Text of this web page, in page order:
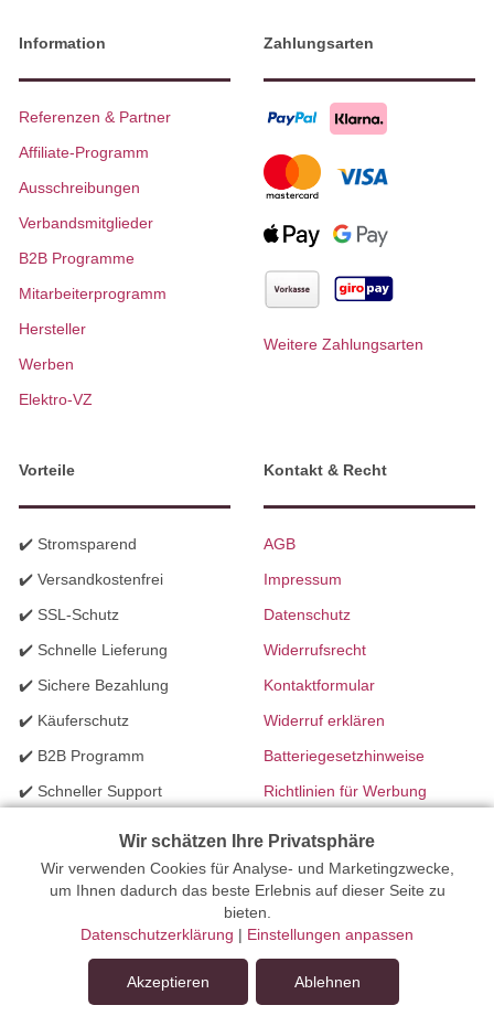
In den Warenkorb
Information
Referenzen & Partner
Affiliate-Programm
Ausschreibungen
Verbandsmitglieder
B2B Programme
Mitarbeiterprogramm
Hersteller
Werben
Elektro-VZ
Zahlungsarten
Weitere Zahlungsarten
Vorteile
✔️ Stromsparend
✔️ Versandkostenfrei
✔️ SSL-Schutz
✔️ Schnelle Lieferung
✔️ Sichere Bezahlung
✔️ Käuferschutz
✔️ B2B Programm
✔️ Schneller Support
Kontakt & Recht
AGB
Impressum
Datenschutz
Widerrufsrecht
Kontaktformular
Widerruf erklären
Batteriegesetzhinweise
Richtlinien für Werbung
Ihr Onlinefachhandel für Beleuchtung seit 2012 | Erstellt mit
peleides.io
Wir schätzen Ihre Privatsphäre
Wir verwenden Cookies für Analyse- und Marketingzwecke,
um Ihnen dadurch das beste Erlebnis auf dieser Seite zu
bieten.
Datenschutzerklärung | Einstellungen anpassen
Akzeptieren Ablehnen